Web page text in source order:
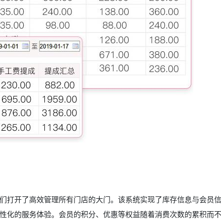
打开了高效管理所有门店的大门。该系统实现了库存信息与会员
化的服务体验。会员的积分、优惠等权益随着消费次数的累积而